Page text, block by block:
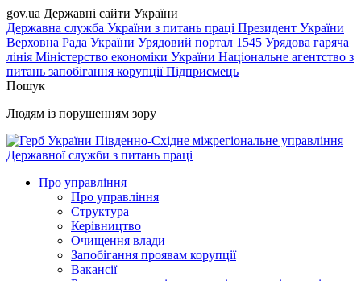
gov.ua Державні сайти України
Державна служба України з питань праці Президент України
Верховна Рада України Урядовий портал 1545 Урядова гаряча
лінія Міністерство економіки України Національне агентство з
питань запобігання корупціїПідприємець
Пошук
Людям із порушенням зору
Південно-Східне міжрегіональне управління
Державної служби з питань праці
Про управління
Про управління
Структура
Керівництво
Очищення влади
Запобігання проявам корупції
Вакансії